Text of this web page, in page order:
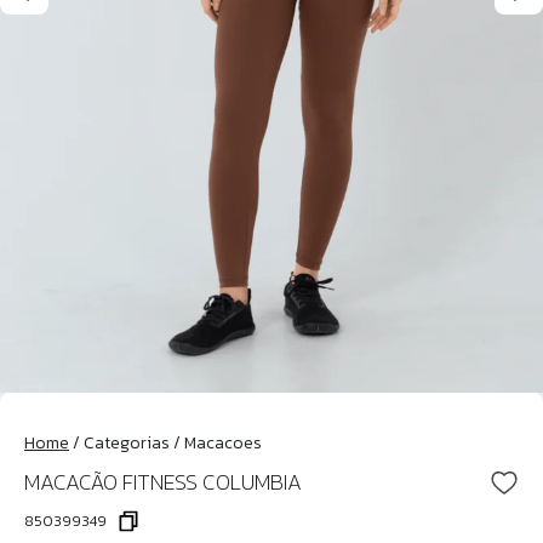
Home/Categorias/Macacoes
MACACÃO FITNESS COLUMBIA
850399349